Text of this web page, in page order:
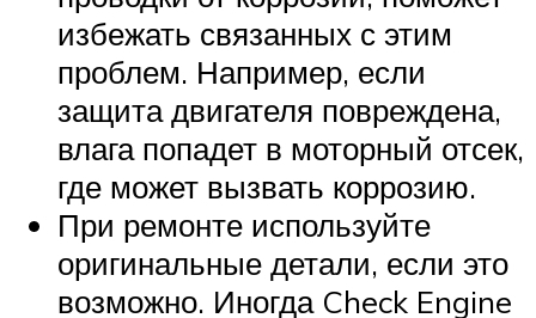
избежать связанных с этим
проблем. Например, если
защита двигателя повреждена,
влага попадет в моторный отсек,
где может вызвать коррозию.
При ремонте используйте
оригинальные детали, если это
возможно. Иногда Check Engine